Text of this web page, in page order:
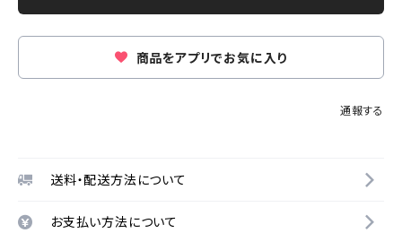
商品をアプリでお気に入り
通報する
送料・配送方法について
お支払い方法について